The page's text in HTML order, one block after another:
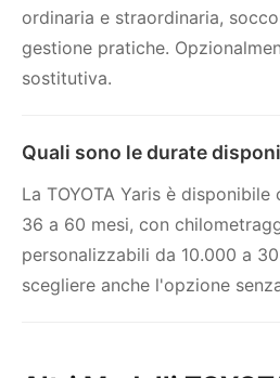
ordinaria e straordinaria,
gestione pratiche.
sostitutiva.
Quali sono le durate
La TOYOTA Yaris è
36 a 60 mesi, con
personalizzabili da 10.000 a
scegliere anche l'opzione